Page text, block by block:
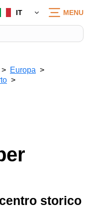
IT MENU
Europa
storico